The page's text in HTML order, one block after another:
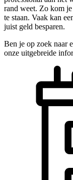
rand weet. Zo kom
te staan. Vaak kan
juist geld besparen.
Ben je op zoek naar
onze uitgebreide